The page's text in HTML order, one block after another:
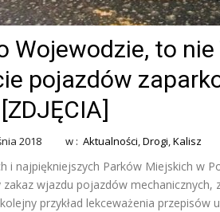
Wojewodzie, to
pojazdów
2018 w : Aktualności,Drogi,Kalisz
i najpiękniejszych Parków Miejskich w
wjazdu pojazdów mechanicznych,
przykład lekceważenia przepisów